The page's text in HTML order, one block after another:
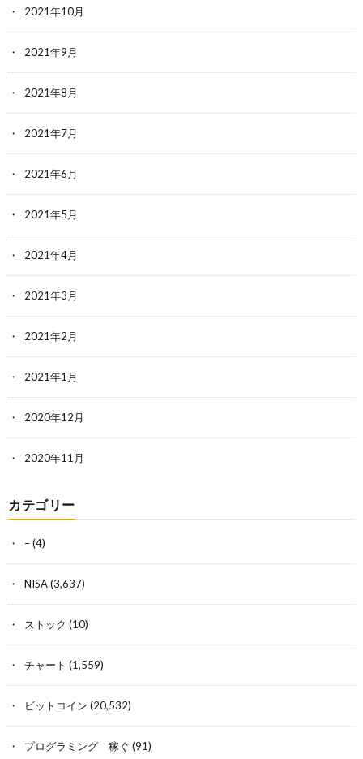
2021年10月
2021年9月
2021年8月
2021年7月
2021年6月
2021年5月
2021年4月
2021年3月
2021年2月
2021年1月
2020年12月
2020年11月
カテゴリー
–(4)
NISA(3,637)
ストック (10)
チャート (1,559)
ビットコイン (20,532)
プログラミング 稼ぐ (91)